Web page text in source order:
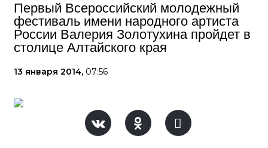
Первый Всероссийский молодежный
фестиваль имени народного артиста
России Валерия Золотухина пройдет в
столице Алтайского края
13 января 2014, 07:56